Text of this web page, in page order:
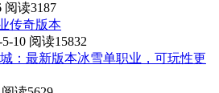
阅读3187
传奇版本
5-10 阅读15832
：最新版本冰雪单职业，可玩性更